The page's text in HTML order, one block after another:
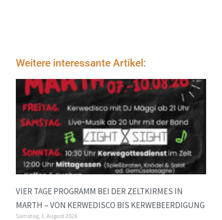
Weitere interessante Artikel:
VIER TAGE PROGRAMM BEI DER ZELTKIRMES IN
MARTH – VON KERWEDISCO BIS KERWEBEERDIGUNG
Samstag, 1. August 2026